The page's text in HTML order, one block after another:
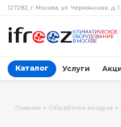
127282, г. Москва, ул. Чермянская, д.
КЛИМАТИЧЕСКОЕ
ОБОРУДОВАНИЕ
В МОСКВЕ
Каталог Услуги
Главная - Обработка воздуха -